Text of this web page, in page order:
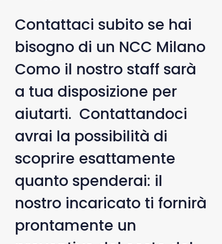
Contattaci subito se hai
bisogno di un NCC Milano
Como il nostro staff sarà
a tua disposizione per
aiutarti. Contattandoci
avrai la possibilità di
scoprire esattamente
quanto spenderai: il
nostro incaricato ti fornirà
prontamente un